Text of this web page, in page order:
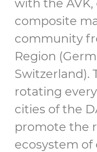
with the
composite
community
Region
Switzerland).
rotating
cities of the
promote the
ecosystem of